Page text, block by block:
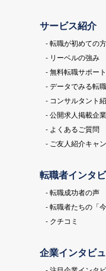
サービス紹介
- 転職が初めての
- リーベルの強み
- 無料転職サポー
- データでみる転
- コンサルタント
- 公開求人掲載企業
- よくあるご質問
- ご友人紹介キャ
転職者インタ
- 転職成功者の声
- 転職者たちの「今
- クチコミ
企業インタビ